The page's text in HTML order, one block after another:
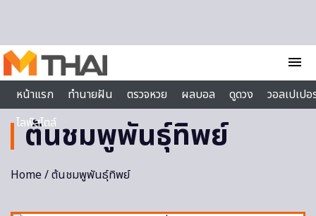
menu
หน้าแรก
ทำนายฝัน ตรวจหวย ผลบอล ดูดวง
วอลเปเป
ไลฟ์สไตล์
ต้นชมพูพันธุ์ทิพย์
Home/ ต้นชมพูพันธุ์ทิพย์